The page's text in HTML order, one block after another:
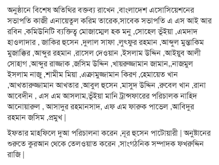
অনুষ্ঠানে বিশেষ অতিথির বক্তব্য রাখেন ,বাংলাদেশ এসোসিয়েশনের
সভাপতি কাজী এনায়েতুল করিম তারেক,সাবেক সভাপতি এ এস আই আর
রবিন ,কমিউনিটি ব্যক্তিত্ব মোজাম্মেল হক মনু ,সোহেল ভূঁইয়া ,এমদাদ
হাওলাদার , জাকির হুসেন ,দুলাল সাফা ,লুৎফুর রহমান ,আব্দুল মুন্তাকিম
মুজাক্কির ,আব্দুর রহমান ,রাসেল দেওয়ান ,ইসলাম উদ্দিন ,আইয়ুব আলী
সোহাগ ,আব্দুর রাজ্জাক ,জসিম উদ্দিন ,খায়রুজ্জামান জামান,,নাজমুল
ইসলাম নাজু ,শামীম মিয়া ,এক্রামুজ্জামান কিরণ ,হেমায়েত খান
,আখতারুজ্জামান আখতার ,আবুল হুসেন ,মাসুদ উদ্দিন ,রুবেল খান ,রানা
আবেদীন , এস এম আসলাম,ভূঁইয়া মানি ট্রান্সফারের পরিচালক নাহিদ
আনোয়ারুল , আসাদুর রহমানসাদ, এফ এম ফারুক পাভেল ,আবিদুর
রহমান জসিম ,প্রমুখ |
ইফতার মাহফিলে দুআ পরিচালনা করেন ,নূর হুসেন পাটোয়ারী | অনুষ্টানের
শুরুতে কুরআন থেকে তেলওয়াত করেন ,সাংগঠনিক সম্পাদক ফখরুদ্দিন
রাজি |